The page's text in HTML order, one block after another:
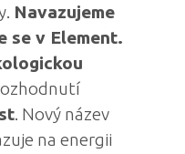
Navazujeme
se v Element.
. Nový název
na energii